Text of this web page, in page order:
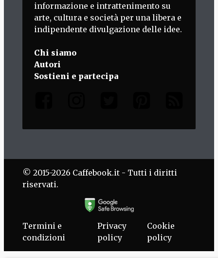
informazione e intrattenimento su
arte, cultura e società per una libera e
indipendente divulgazione delle idee.
Chi siamo
Autori
Sostieni e partecipa
© 2015-2026 Caffebook.it - Tutti i diritti
riservati.
Termini e
condizioni
Privacy
policy
Cookie
policy